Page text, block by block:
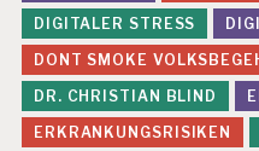
D
U
N
G
S
B
DIGITALER STRESS
DONT SMOKE
DR. CHRISTIAN BLIND
ERKRANKUNGSRISIKEN